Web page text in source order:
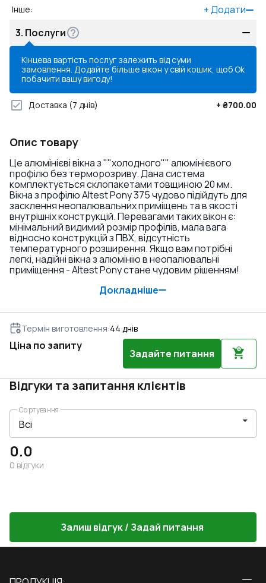
Інше: +Додати
3. Послуги
Кінцева вартість послуг залежить від суми
замовлення. Додайте більше вікон у свій кошик, щоб
побачити вашу вигоду!
Ok
Доставка (7 днів) + ₴700.00
Опис товару
Це алюмінієві вікна з ""холодного"" алюмінієвого
профілю без терморозриву. Дана система
комплектується склопакетами товщиною 20 мм.
Вікна з профілю Altest Pony 375 чудово підійдуть для
засклення неопалювальних приміщень та в якості
внутрішніх конструкцій. Перевагами таких вікон є:
мінімальний видимий розмір профілів, мала вага
відносно конструкцій з ПВХ, відсутність
температурного розширення. Якщо вам потрібні
легкі, надійні вікна з алюмінію в неопалювальні
приміщення - Altest Pony стане чудовим рішенням!
Докладніше
Термін виготовлення:44 днів
Ціна по запиту
Задайте питання
Відгуки та запитання клієнтів
0.0
0 відгуки
Сортування
Залиш відгук / Задай питання